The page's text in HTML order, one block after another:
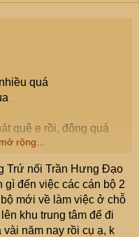
quá
quê e rồi, đông quá
rộng...
Trứ nối Trần Hưng Đạo
gì đến việc các cán bộ 2
mới về làm việc ở chỗ
khu trung tâm để đi
vài năm nay rồi cụ ạ, k